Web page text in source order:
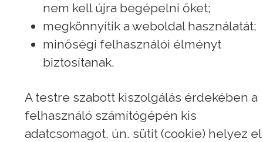
nem kell újra begépelni őket;
megkönnyítik a weboldal használatát;
minőségi felhasználói élményt
biztosítanak.
A testre szabott kiszolgálás érdekében a
felhasználó számítógépén kis
adatcsomagot, ún. sütit (cookie) helyez el